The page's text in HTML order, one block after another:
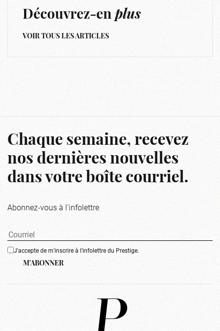
Découvrez-enplus
VOIR TOUS LES ARTICLES
Chaque semaine, recevez
nos dernières nouvelles
dans votre boîte courriel.
Abonnez-vous à l'infolettre
J'accepte de m'inscrire à l'infolettre du Prestige.
M'ABONNER